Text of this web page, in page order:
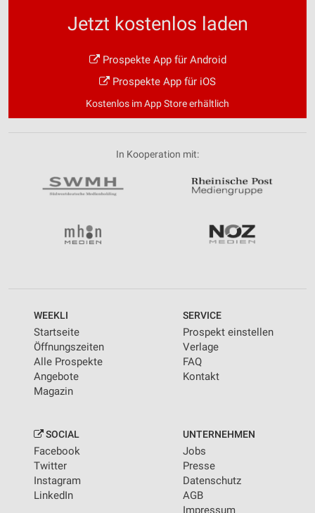
Jetzt kostenlos laden
Prospekte App für Android
Prospekte App für iOS
Kostenlos im App Store erhältlich
In Kooperation mit:
WEEKLI
Startseite
Öffnungszeiten
Alle Prospekte
Angebote
Magazin
SERVICE
Prospekt einstellen
Verlage
FAQ
Kontakt
SOCIAL
Facebook
Twitter
Instagram
LinkedIn
UNTERNEHMEN
Jobs
Presse
Datenschutz
AGB
Impressum